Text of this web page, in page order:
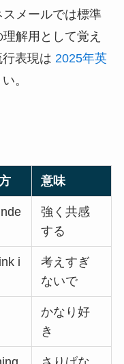
メールでは標準
解用として覚え
表現は 2025年英
。
意味
強く共感
する
i
考えすぎ
ないで
かなり好
き